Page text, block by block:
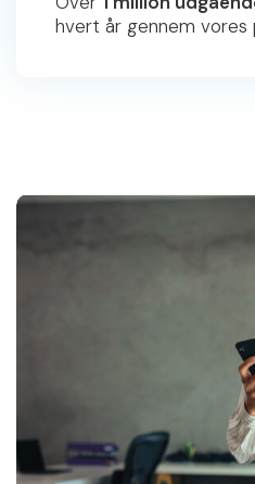
hvert år gennem vores